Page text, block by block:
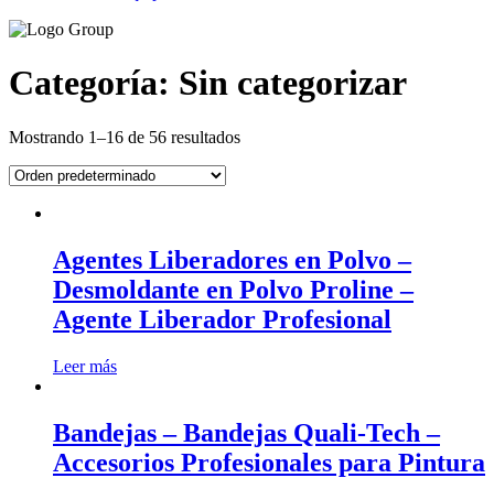
Categoría: Sin categorizar
Mostrando 1–16 de 56 resultados
Agentes Liberadores en Polvo –
Desmoldante en Polvo Proline –
Agente Liberador Profesional
Leer más
Bandejas – Bandejas Quali-Tech –
Accesorios Profesionales para Pintura